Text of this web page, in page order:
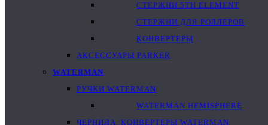
СТЕРЖНИ 5TH ELEMENT
СТЕРЖНИ ДЛЯ РОЛЛЕРОВ
КОНВЕРТЕРЫ
АКСЕССУАРЫ PARKER
WATERMAN
РУЧКИ WATERMAN
WATERMAN HEMISPHERE
ЧЕРНИЛА, КОНВЕРТЕРЫ WATERMAN